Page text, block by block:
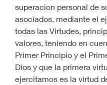
superacion personal de
asociados, mediante el
todas las Virtudes,
valores, teniendo en
Primer Principio y el
Dios y que la primera
ejercitamos es la virtud